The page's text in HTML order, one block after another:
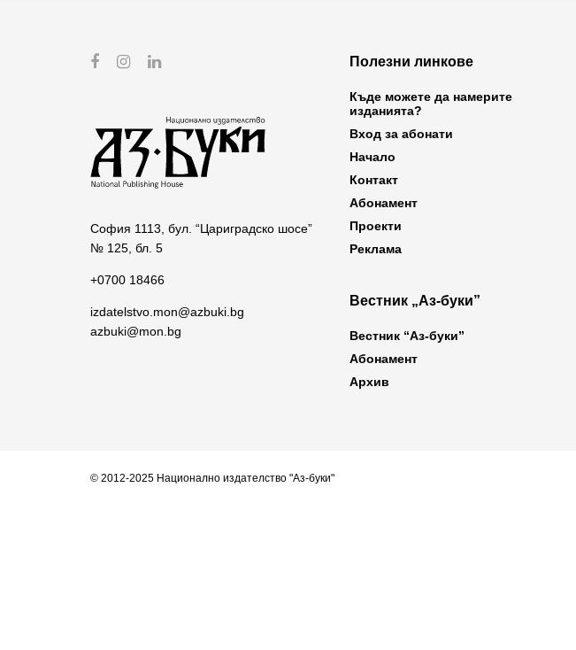
София 1113, бул. “Цариградско шосе”
№ 125, бл. 5
+0700 18466
izdatelstvo.mon@azbuki.bg
azbuki@mon.bg
Полезни линкове
Къде можете да намерите
изданията?
Вход за абонати
Начало
Контакт
Абонамент
Проекти
Реклама
Вестник „Аз-буки”
Вестник “Аз-буки”
Абонамент
Архив
© 2012-2025 Национално издателство "Аз-буки"